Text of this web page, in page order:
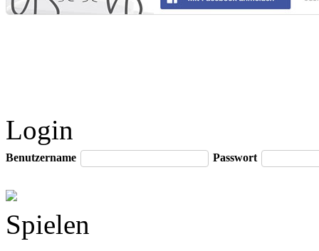
Login
Benutzername Passwort
Spielen